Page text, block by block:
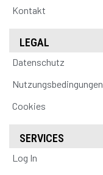
Kontakt
LEGAL
Datenschutz
Nutzungsbedingungen
Cookies
SERVICES
Log In